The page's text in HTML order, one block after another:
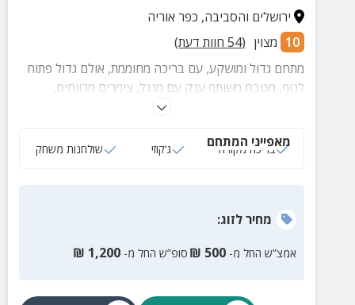
ירושלים והסביבה, כפר אוריה
10 מצוין (
54 חוות דעת)
מתחם גדול ומושקע, עם בריכה מחוממת, אולם גדול פתוח
לנוף, מטבח משותף ענק עם מנגל, צימרים מרווחים,
מאפייני המתחם
בריכה מקורה ג‘קוזי שולחנות משחק
מחירלזוג:
אמצ”ש החל מ- 500
₪ סופ”ש החל מ- 1,200
₪